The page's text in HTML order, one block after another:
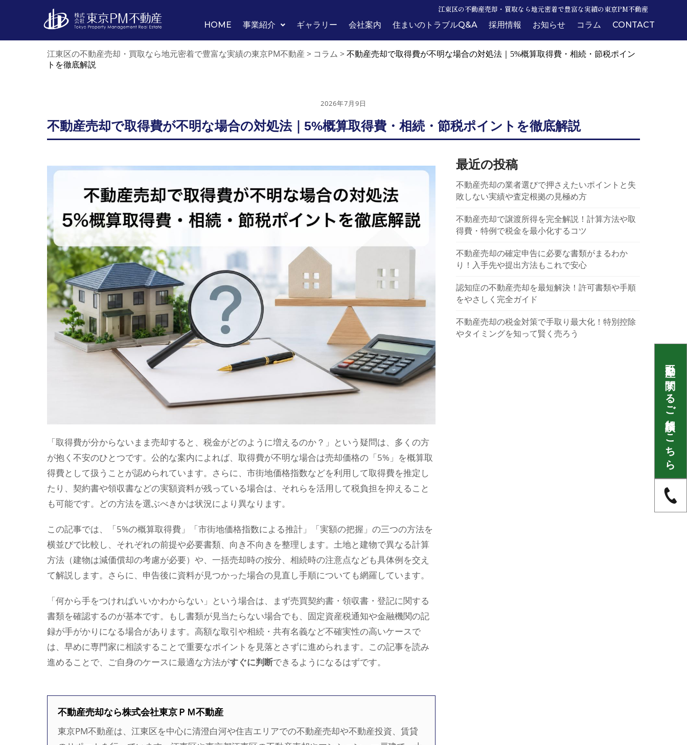
不動産に関するご相談はこちら
江東区の不動産売却・買取なら地元密着で豊富な実績の東京PM不動産
HOME
事業紹介 ギャラリー 会社案内 住まいのトラブルQ&A 採用情報 お知らせ コラム CONTACT
江東区の不動産売却・買取なら地元密着で豊富な実績の東京PM不動産 > コラム > 不動産売却で取得費が不明な場合の対処法｜5%概算取得費・相続・節税ポイン
トを徹底解説
2026年7月9日
不動産売却で取得費が不明な場合の対処法｜5%概算取得費・相続・節税ポイントを徹底解説
「取得費が分からないまま売却すると、税金がどのように増えるのか？」という疑問は、多くの方
が抱く不安のひとつです。公的な案内によれば、取得費が不明な場合は売却価格の「5%」を概算取
得費として扱うことが認められています。さらに、市街地価格指数などを利用して取得費を推定し
たり、契約書や領収書などの実額資料が残っている場合は、それらを活用して税負担を抑えること
も可能です。どの方法を選ぶべきかは状況により異なります。
この記事では、「5%の概算取得費」「市街地価格指数による推計」「実額の把握」の三つの方法を
横並びで比較し、それぞれの前提や必要書類、向き不向きを整理します。土地と建物で異なる計算
方法（建物は減価償却の考慮が必要）や、一括売却時の按分、相続時の注意点なども具体例を交え
て解説します。さらに、申告後に資料が見つかった場合の見直し手順についても網羅しています。
「何から手をつければいいかわからない」という場合は、まず売買契約書・領収書・登記に関する
書類を確認するのが基本です。もし書類が見当たらない場合でも、固定資産税通知や金融機関の記
録が手がかりになる場合があります。高額な取引や相続・共有名義など不確実性の高いケースで
は、早めに専門家に相談することで重要なポイントを見落とさずに進められます。この記事を読み
進めることで、ご自身のケースに最適な方法がすぐに判断できるようになるはずです。
不動産売却なら株式会社東京ＰＭ不動産
東京PM不動産は、江東区を中心に清澄白河や住吉エリアでの不動産売却や不動産投資、賃貸
最近の投稿
不動産売却の業者選びで押さえたいポイントと失
敗しない実績や査定根拠の見極め方
不動産売却で譲渡所得を完全解説！計算方法や取
得費・特例で税金を最小化するコツ
不動産売却の確定申告に必要な書類がまるわか
り！入手先や提出方法もこれで安心
認知症の不動産売却を最短解決！許可書類や手順
をやさしく完全ガイド
不動産売却の税金対策で手取り最大化！特別控除
やタイミングを知って賢く売ろう